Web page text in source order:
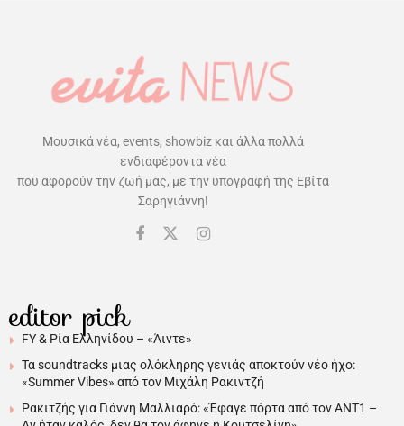
Μουσικά νέα, events, showbiz και άλλα πολλά
ενδιαφέροντα νέα
που αφορούν την ζωή μας, με την υπογραφή της Εβίτα
Σαρηγιάννη!
editor pick
FY & Ρία Ελληνίδου – «Άιντε»
Τα soundtracks μιας ολόκληρης γενιάς αποκτούν νέο ήχο:
«Summer Vibes» από τον Μιχάλη Ρακιντζή
Ρακιτζής για Γιάννη Μαλλιαρό: «Έφαγε πόρτα από τον ΑΝΤ1 –